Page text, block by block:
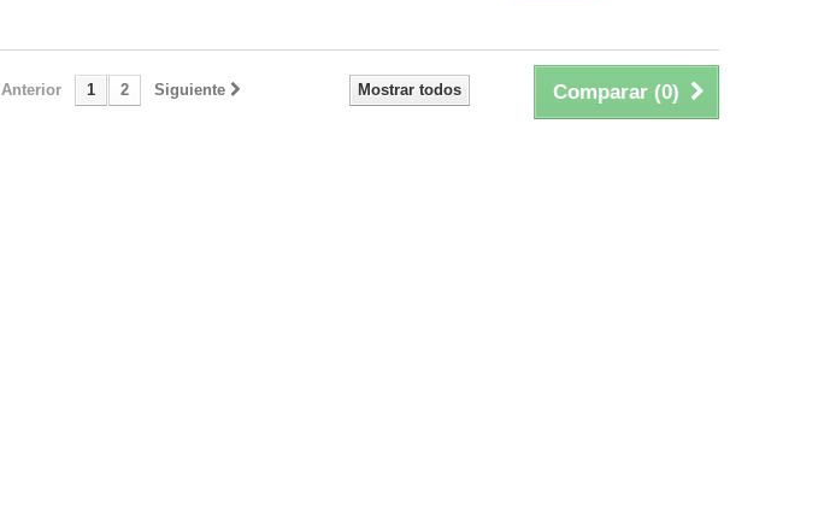
Comparar (0)
Mostrar todos
Anterior 1 2 Siguiente